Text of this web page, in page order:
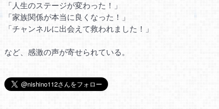
「人生のステージが変わった！」
「家族関係が本当に良くなった！」
「チャンネルに出会えて救われました！」
など、感激の声が寄せられている。